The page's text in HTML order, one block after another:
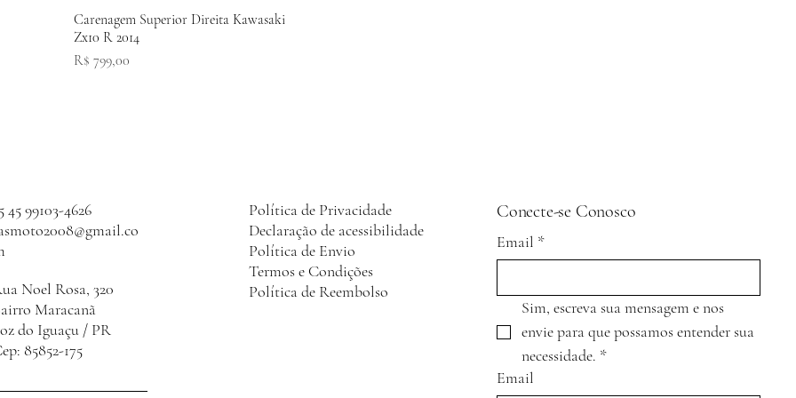
Carenagem Superior Direita Kawasaki
Zx10 R 2014
Preço
R$ 799,00
45 99103-4626
Noel Rosa, 320
Maracanã
do Iguaçu / PR
85852-175
Política de Privacidade
Declaração de acessibilidade
Política de Envio
Termos e Condições
Política de Reembolso
Conecte-se Conosco
Email *
Sim, escreva sua mensagem e nos
envie para que possamos entender sua
necessidade. *
Email